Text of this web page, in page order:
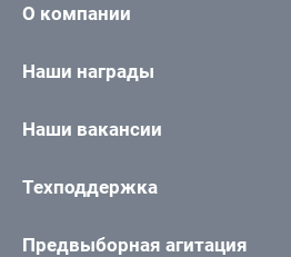
О компании
Наши награды
Наши вакансии
Техподдержка
Предвыборная агитация